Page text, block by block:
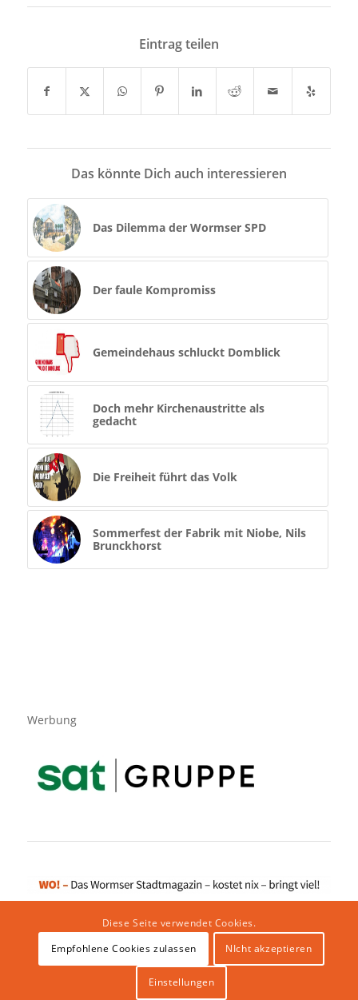
Eintrag teilen
Das könnte Dich auch interessieren
Das Dilemma der Wormser SPD
Der faule Kompromiss
Gemeindehaus schluckt Domblick
Doch mehr Kirchenaustritte als
gedacht
Die Freiheit führt das Volk
Sommerfest der Fabrik mit Niobe, Nils
Brunckhorst
Werbung
Impressum|Datenschutzerklärung|Website von klicklabor.de |
Diese Seite verwendet Cookies.
Empfohlene Cookies zulassen
NIcht akzeptieren
Einstellungen